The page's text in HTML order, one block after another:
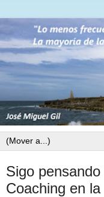
Sigo
Coaching en